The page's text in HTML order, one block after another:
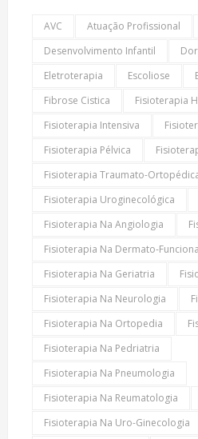
AVC Atuação Profissional
Desenvolvimento Infantil
Eletroterapia
Escoliose
Fibrose Cistica
Fisioterapia
Fisioterapia Intensiva
Fisioterapia Pélvica
Fisioterapia Traumato-
Fisioterapia Uroginecológica
Fisioterapia Na Angiologia
Fisioterapia Na Dermato-
Fisioterapia Na Geriatria
Fisioterapia Na Neurologia
Fisioterapia Na Ortopedia
Fisioterapia Na Pedriatria
Fisioterapia Na Pneumologia
Fisioterapia Na Reumatologia
Fisioterapia Na Uro-Ginecologia